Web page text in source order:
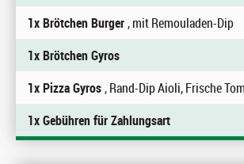
1x Brötchen Burger, mit Remouladen-Dip
1x Brötchen Gyros
1x Pizza Gyros, Rand-Dip Aioli, Frische
1x Gebühren für Zahlungsart